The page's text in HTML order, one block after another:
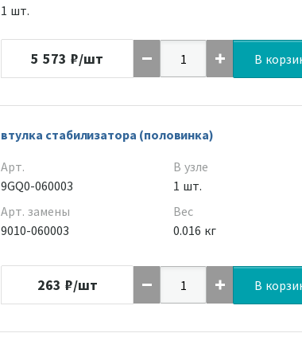
1 шт.
5 573 ₽/шт В
втулка стабилизатора (половинка)
Арт.
9GQ0-060003
Арт. замены
9010-060003
В узле
1 шт.
Вес
0.016 кг
263 ₽/шт В